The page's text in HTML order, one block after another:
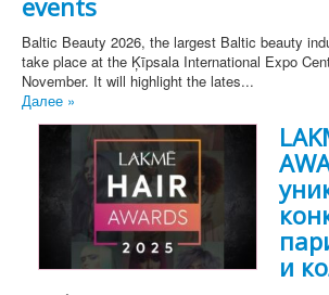
events
Baltic Beauty 2026, the largest Baltic beauty
take place at the Ķīpsala International Expo
November. It will highlight the lates...
Далее »
и